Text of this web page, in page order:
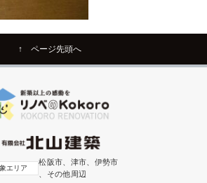
↑ ページ先頭へ
エリア
松阪市、津市、伊勢市
、その他周辺